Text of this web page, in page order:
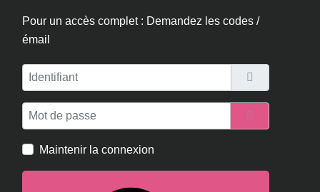
Pour un accès complet : Demandez les codes /
émail
Identifiant
Mot de passe
Afficher le
Maintenir la connexion